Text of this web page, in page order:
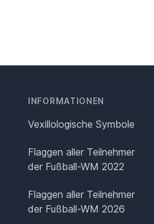
INFORMATIONEN
Vexillologische Symbole
Flaggen aller Teilnehmer
der Fußball-WM 2022
Flaggen aller Teilnehmer
der Fußball-WM 2026